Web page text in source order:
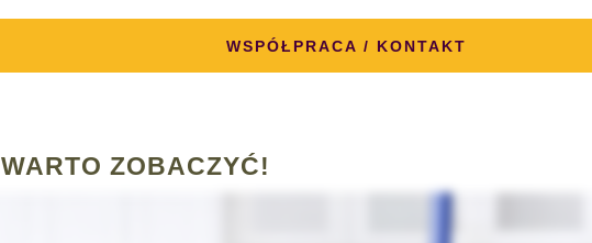
WSPÓŁPRACA / KONTAKT
WARTO ZOBACZYĆ!